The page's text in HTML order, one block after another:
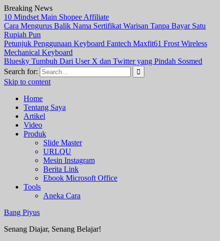
Breaking News
10 Mindset Main Shopee Affiliate
Cara Mengurus Balik Nama Sertifikat Warisan Tanpa Bayar Satu
Rupiah Pun
Petunjuk Penggunaan Keyboard Fantech Maxfit61 Frost Wireless
Mechanical Keyboard
Bluesky Tumbuh Dari User X dan Twitter yang Pindah Sosmed
Search for:
Skip to content
Home
Tentang Saya
Artikel
Video
Produk
Slide Master
URLQU
Mesin Instagram
Berita Link
Ebook Microsoft Office
Tools
Aneka Cara
Bang Piyus
Senang Diajar, Senang Belajar!